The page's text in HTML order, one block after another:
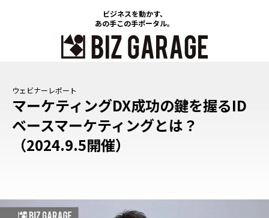
ビジネスを動かす、
あの手この手ポータル。
マーケティングDX成功の鍵を握るID
ベースマーケティングとは？
（2024.9.5開催）